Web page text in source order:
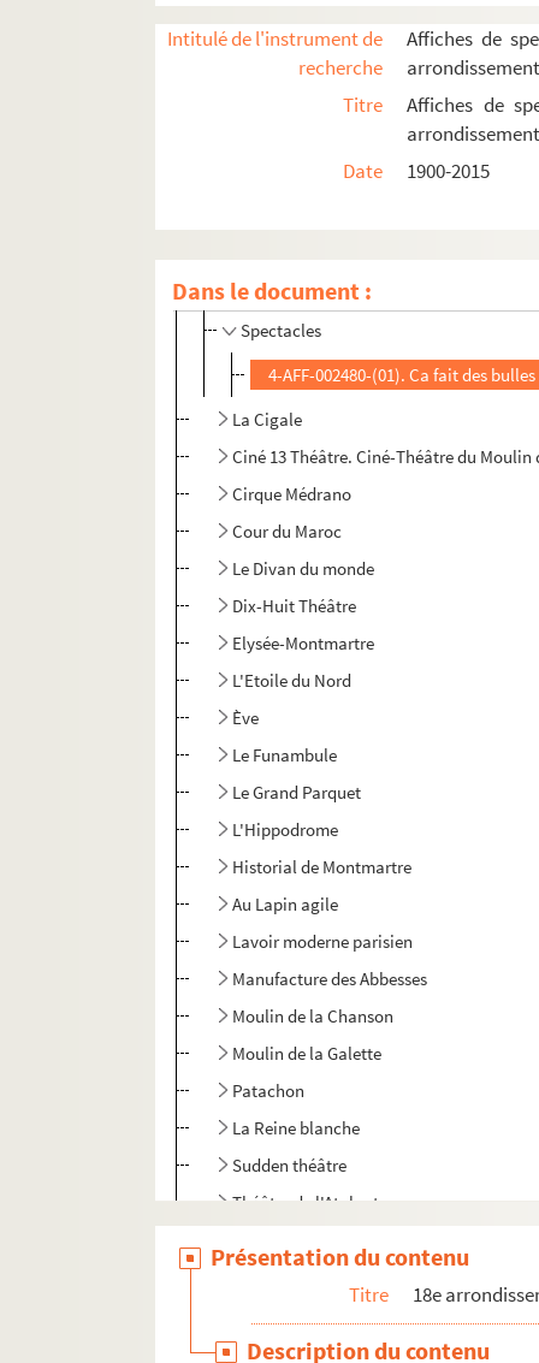
Intitulé de l'instrument de
recherche
Affiches de
Titre
Affiches de
Date
1900-2015
Dans le document :
Les Abbesses
L'Archipel
Arènes de Montmartre
Bal du Moulin Rouge
Chez Plumeau
Spectacles
4-AFF-002480-(01). Ca fait des bulles
La Cigale
Ciné 13 Théâtre. Ciné-Théâtre du Moulin
Cirque Médrano
Cour du Maroc
Le Divan du monde
Dix-Huit Théâtre
Elysée-Montmartre
L'Etoile du Nord
Ève
Le Funambule
Le Grand Parquet
L'Hippodrome
Historial de Montmartre
Au Lapin agile
Lavoir moderne parisien
Manufacture des Abbesses
Moulin de la Chanson
Moulin de la Galette
Patachon
La Reine blanche
Sudden théâtre
Théâtre de l'Atalante
Théâtre des Deux ânes
Présentation du contenu
Titre 18e
Description du contenu